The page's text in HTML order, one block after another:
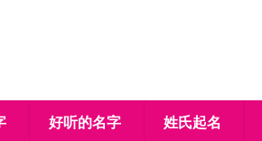
好听的名字 姓氏起名